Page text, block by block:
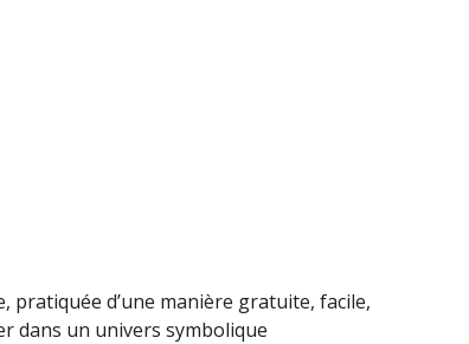
pratiquée d’une manière gratuite, facile,
dans un univers symbolique